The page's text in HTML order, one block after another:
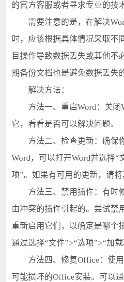
的官方客服或者寻求专业的技
需要注意的是，在解决
时，应该根据具体情况采取不
目操作导致数据丢失或其他不
期备份文档也是避免数据丢失
解决方法：
方法一、重启Word：关闭
它，看看是否可以解决问题。
方法二、检查更新：确保
Word，可以打开Word并选择“
项”。如果有可用的更新，请将
方法三、禁用插件：有时
由冲突的插件引起的。尝试禁
重新启用它们，以确定是哪个
通过选择“文件”>“选项”>“加载
方法四、修复Office：使用
可能损坏的Office安装。可以